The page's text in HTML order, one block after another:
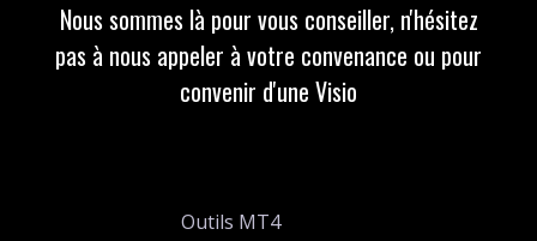
Nous sommes là pour vous conseiller, n'hésitez
pas à nous appeler à votre convenance ou pour
convenir d'une Visio
Outils MT4